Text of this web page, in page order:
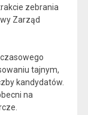
zebrania
Zarząd
tajnym,
kandydatów.
na